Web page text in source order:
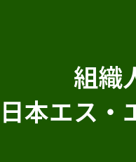
組織
日本エス・